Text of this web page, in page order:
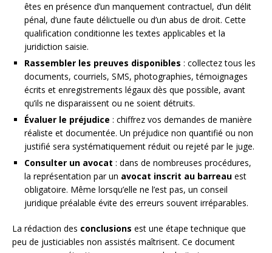
êtes en présence d’un manquement contractuel, d’un délit
pénal, d’une faute délictuelle ou d’un abus de droit. Cette
qualification conditionne les textes applicables et la
juridiction saisie.
Rassembler les preuves disponibles : collectez tous les
documents, courriels, SMS, photographies, témoignages
écrits et enregistrements légaux dès que possible, avant
qu’ils ne disparaissent ou ne soient détruits.
Évaluer le préjudice : chiffrez vos demandes de manière
réaliste et documentée. Un préjudice non quantifié ou non
justifié sera systématiquement réduit ou rejeté par le juge.
Consulter un avocat : dans de nombreuses procédures,
la représentation par un avocat inscrit au barreau est
obligatoire. Même lorsqu’elle ne l’est pas, un conseil
juridique préalable évite des erreurs souvent irréparables.
La rédaction des conclusions est une étape technique que
peu de justiciables non assistés maîtrisent. Ce document